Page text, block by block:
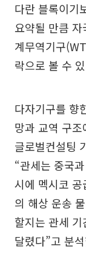
다란 블록이기
요약될 만큼
계무역기구
락으로 볼 수
다자기구를 향
망과 교역 구
글로벌컨설팅
“관세는 중국
시에 멕시코
의 해상 운송
할지는 관세
달렸다”고 분